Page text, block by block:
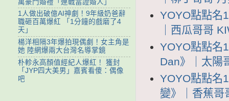
YOYO點點名
｜西瓜哥哥
YOYO點點名
Dan》｜太陽
YOYO點點名
變》｜香蕉哥
萬豪門婚禮「連戰當證婚人」
1人做出破億AI神劇！9年級奶爸辭
職砸百萬爆紅 「1分鐘的戲磨了4
天」
楊洋相隔3年爆拍現偶劇！女主角是
她 陸網爆兩大台灣名導掌鏡
朴軫永高顏值經紀人爆紅！ 獲封
「JYP四大美男」嘉賓看傻：偶像
吧